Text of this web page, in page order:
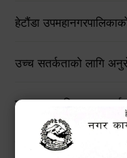
हेटौंडा
उच्च सतर्कताको लागि
मनसुनजन्य विपद्‍बाट
बिन प्रयोगकर्ताहरुको